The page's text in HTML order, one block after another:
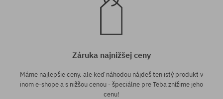
Záruka najnižšej ceny
Máme najlepšie ceny, ale keď náhodou nájdeš ten istý produkt v
inom e-shope a s nižšou cenou - špeciálne pre Teba znížime jeho
cenu!